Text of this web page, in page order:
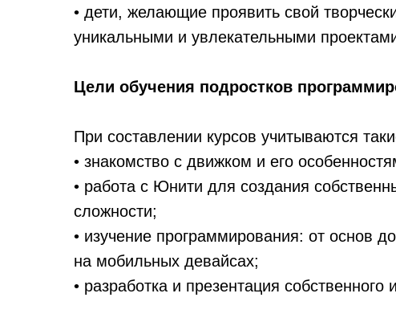
• дети, желающие проявить свой
уникальными и увлекательными
Цели обучения подростков
При составлении курсов учитываются
• знакомство с движком и его
• работа с Юнити для создания
сложности;
• изучение программирования: от основ
на мобильных девайсах;
• разработка и презентация